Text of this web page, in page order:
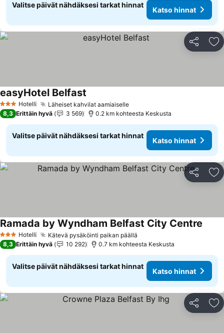
Valitse päivät nähdäksesi tarkat hinnat
Katso hinnat
Jaa
3 Tähtiluokitus
Hotelli Läheiset kahvilat aamiaiselleKatso hinnat
easyHotel Belfast
8,3 Erittäin hyvä 3 569 0.2 km kohteesta Keskusta
Valitse päivät nähdäksesi tarkat hinnat
Katso hinnat
Jaa
3 Tähtiluokitus
Hotelli Kätevä pysäköinti paikan päällä
Ramada by Wyndham Belfast City Centre
8,3 Erittäin hyvä 10 292 0.7 km kohteesta Keskusta
Valitse päivät nähdäksesi tarkat hinnat
Katso hinnat
Jaa